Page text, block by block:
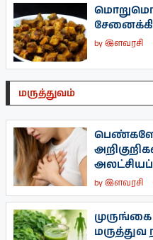
byஇளவரசி
மருத்துவம்
பெண்களே
byஇளவரசி